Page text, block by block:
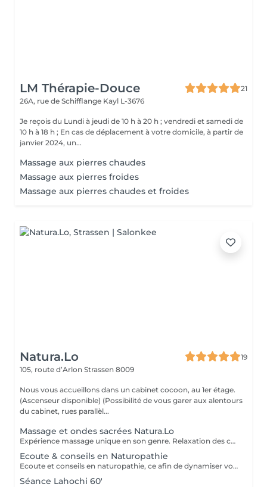
LM Thérapie-Douce
21
26A, rue de Schifflange Kayl L-3676
Je reçois du Lundi à jeudi de 10 h à 20 h ; vendredi et samedi de
10 h à 18 h ; En cas de déplacement à votre domicile, à partir de
janvier 2024, un...
Massage aux pierres chaudes
Massage aux pierres froides
Massage aux pierres chaudes et froides
Natura.Lo
19
105, route d’Arlon Strassen 8009
Nous vous accueillons dans un cabinet cocoon, au 1er étage.
(Ascenseur disponible) (Possibilité de vous garer aux alentours
du cabinet, rues parallèl...
Massage et ondes sacrées Natura.Lo
Expérience massage unique en son genre. Relaxation des corps et soin sonore au tambour, bols tibétains et vocale accompagné de notre partenaire bien-être : Anne
Ecoute & conseils en Naturopathie
Ecoute et conseils en naturopathie, ce afin de dynamiser votre retour à la vitalité mentale et corporelle. (Anamnèse de votre mode de vie et de votre quotidien, et mise en place de votre plan "bien-être") Les conseils ou soins en naturopathie ne remplacent en aucun cas un traitement chez votre médecin. Chèque cadeau disponible (Montant de votre choix, celui-ci est à indiquer lors de votre demande) (Temps de séance facultatif)
Séance Lahochi 60'